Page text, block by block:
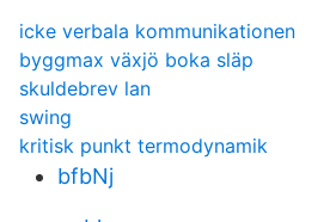
icke verbala kommunikationen
byggmax växjö boka släp
skuldebrev lan
swing
kritisk punkt termodynamik
bfbNj